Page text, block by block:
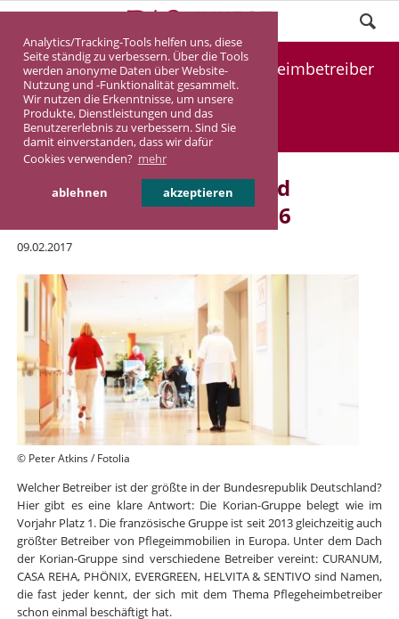
Analytics/Tracking-Tools helfen uns, diese
Seite ständig zu verbessern. Über die Tools
werden anonyme Daten über Website-
Nutzung und -Funktionalität gesammelt.
Wir nutzen die Erkenntnisse, um unsere
Produkte, Dienstleistungen und das
Benutzererlebnis zu verbessern. Sind Sie
damit einverstanden, dass wir dafür
Cookies verwenden? mehr
ablehnen akzeptieren
Die 30 größten Alten- und Pflegeheimbetreiber
2016
DASINVEST Aktuelles
Die 30 größten Alten- und
Pflegeheimbetreiber 2016
09.02.2017
© Peter Atkins / Fotolia
Welcher Betreiber ist der größte in der Bundesrepublik Deutschland?
Hier gibt es eine klare Antwort: Die Korian-Gruppe belegt wie im
Vorjahr Platz 1. Die französische Gruppe ist seit 2013 gleichzeitig auch
größter Betreiber von Pflegeimmobilien in Europa. Unter dem Dach
der Korian-Gruppe sind verschiedene Betreiber vereint: CURANUM,
CASA REHA, PHÖNIX, EVERGREEN, HELVITA & SENTIVO sind Namen,
die fast jeder kennt, der sich mit dem Thema Pflegeheimbetreiber
schon einmal beschäftigt hat.